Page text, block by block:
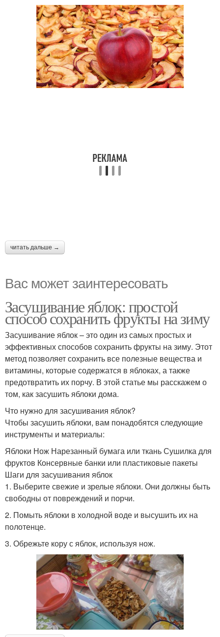
читать дальше →
Вас может заинтересовать
Засушивание яблок: простой
способ сохранить фрукты на зиму
Засушивание яблок – это один из самых простых и
эффективных способов сохранить фрукты на зиму. Этот
метод позволяет сохранить все полезные вещества и
витамины, которые содержатся в яблоках, а также
предотвратить их порчу. В этой статье мы расскажем о
том, как засушить яблоки дома.
Что нужно для засушивания яблок?
Чтобы засушить яблоки, вам понадобятся следующие
инструменты и материалы:
Яблоки Нож Нарезанный бумага или ткань Сушилка для
фруктов Консервные банки или пластиковые пакеты
Шаги для засушивания яблок
1. Выберите свежие и зрелые яблоки. Они должны быть
свободны от повреждений и порчи.
2. Помыть яблоки в холодной воде и высушить их на
полотенце.
3. Обрежьте кору с яблок, используя нож.